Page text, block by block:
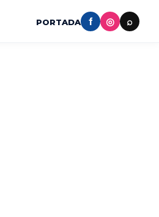
PORTADA f ◎ ⌕